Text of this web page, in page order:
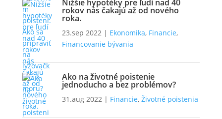
Nižšie hypotéky pre ľudí nad 40
rokov nás čakajú až od nového
roka.
23.sep 2022| Ekonomika, Financie,
Financovanie bývania
Ako na životné poistenie
jednoducho a bez problémov?
31.aug 2022| Financie, Životné poistenia